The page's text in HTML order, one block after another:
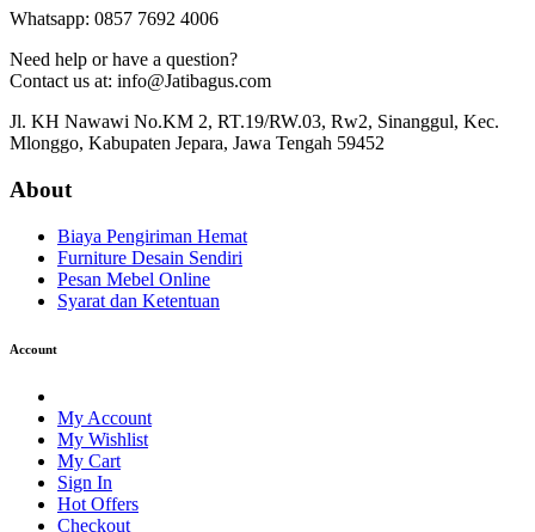
Whatsapp: 0857 7692 4006
Need help or have a question?
Contact us at: info@Jatibagus.com
Jl. KH Nawawi No.KM 2, RT.19/RW.03, Rw2, Sinanggul, Kec.
Mlonggo, Kabupaten Jepara, Jawa Tengah 59452
About
Biaya Pengiriman Hemat
Furniture Desain Sendiri
Pesan Mebel Online
Syarat dan Ketentuan
Account
My Account
My Wishlist
My Cart
Sign In
Hot Offers
Checkout